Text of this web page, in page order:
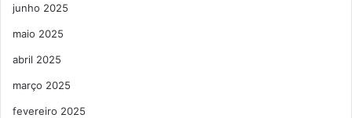
junho 2025
maio 2025
abril 2025
março 2025
fevereiro 2025